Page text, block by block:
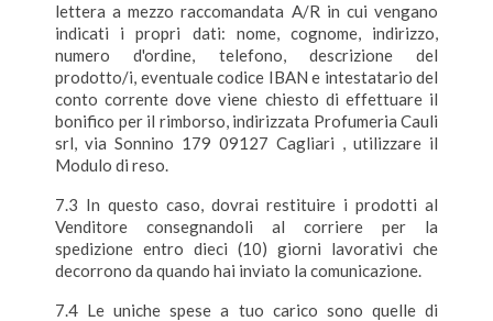
lettera a mezzo raccomandata A/R in cui vengano
indicati i propri dati: nome, cognome, indirizzo,
numero d'ordine, telefono, descrizione del
prodotto/i, eventuale codice IBAN e intestatario del
conto corrente dove viene chiesto di effettuare il
bonifico per il rimborso, indirizzata Profumeria Cauli
srl, via Sonnino 179 09127 Cagliari , utilizzare il
Modulo di reso.
7.3 In questo caso, dovrai restituire i prodotti al
Venditore consegnandoli al corriere per la
spedizione entro dieci (10) giorni lavorativi che
decorrono da quando hai inviato la comunicazione.
7.4 Le uniche spese a tuo carico sono quelle di